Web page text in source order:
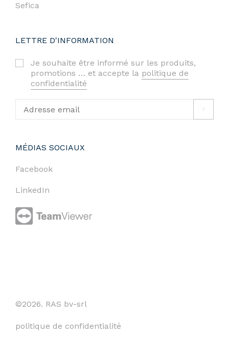
Sefica
LETTRE D'INFORMATION
Je souhaite être informé sur les produits,
promotions … et accepte la politique de
confidentialité
MÉDIAS SOCIAUX
Facebook
LinkedIn
©2026. RAS bv-srl
politique de confidentialité